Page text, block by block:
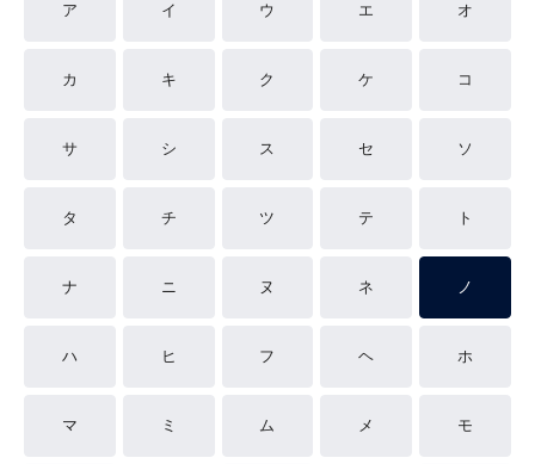
ア イ ウ エ オ
カ キ ク ケ コ
サ シ ス セ ソ
タ チ ツ テ ト
ナ ニ ヌ ネ ノ
ハ ヒ フ ヘ ホ
マ ミ ム メ モ